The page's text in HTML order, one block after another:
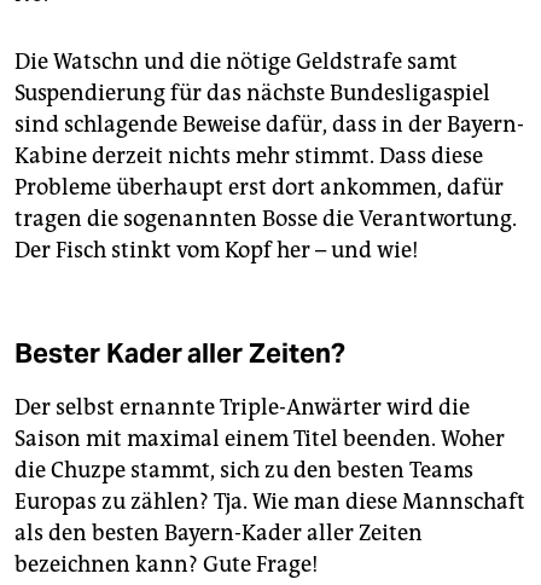
Die Watschn und die nötige Geldstrafe samt
Suspendierung für das nächste Bundesliga­spiel
sind schlagende Beweise dafür, dass in der Bayern-
Kabine derzeit nichts mehr stimmt. Dass diese
Probleme überhaupt erst dort ankommen, dafür
tragen die sogenannten Bosse die Verantwortung.
Der Fisch stinkt vom Kopf her – und wie!
Bester Kader aller Zeiten?
Der selbst ernannte Triple-Anwärter wird die
Saison mit maximal einem Titel beenden. Woher
die Chuzpe stammt, sich zu den besten Teams
Europas zu zählen? Tja. Wie man diese Mannschaft
als den besten Bayern-Kader aller Zeiten
bezeichnen kann? Gute Frage!